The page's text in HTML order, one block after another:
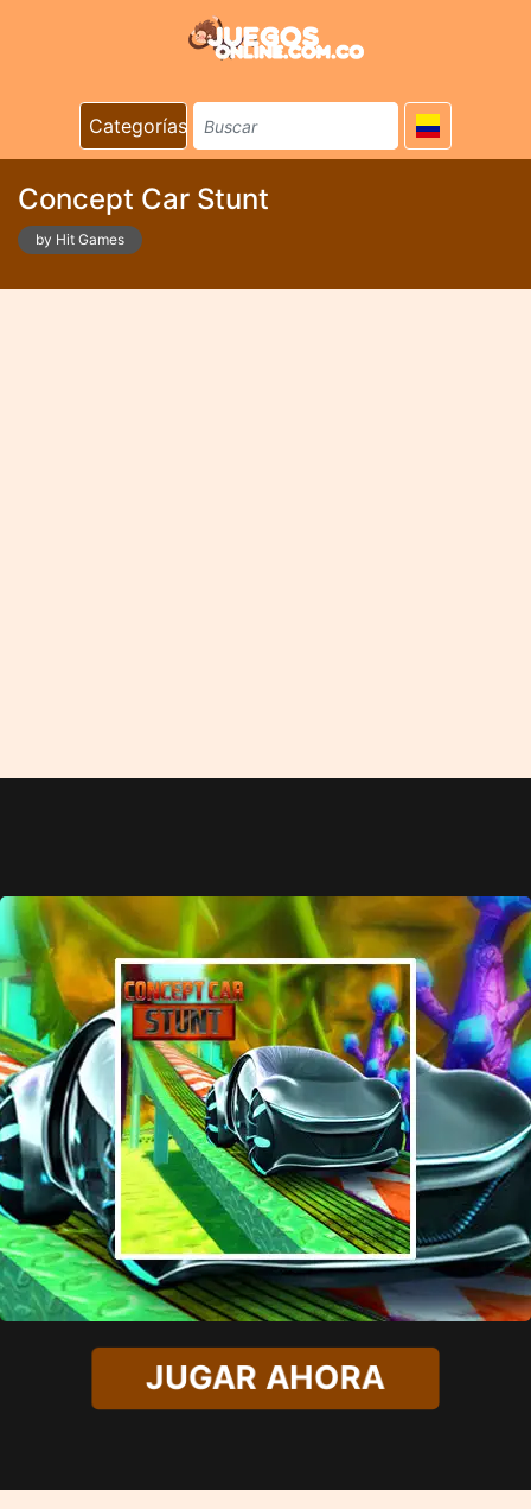
Categorías
Concept Car Stunt
by Hit Games
JUGAR AHORA